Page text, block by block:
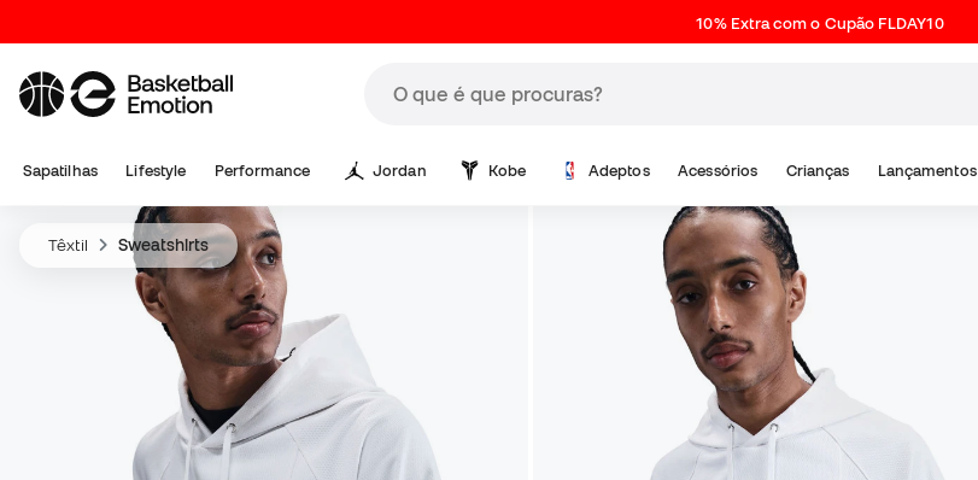
10% Extra com o Cupão FLDAY10
Sapatilhas Lifestyle Performance Jordan Kobe Adeptos Acessórios Crianças Lançamentos
Têxtil Sweatshirts